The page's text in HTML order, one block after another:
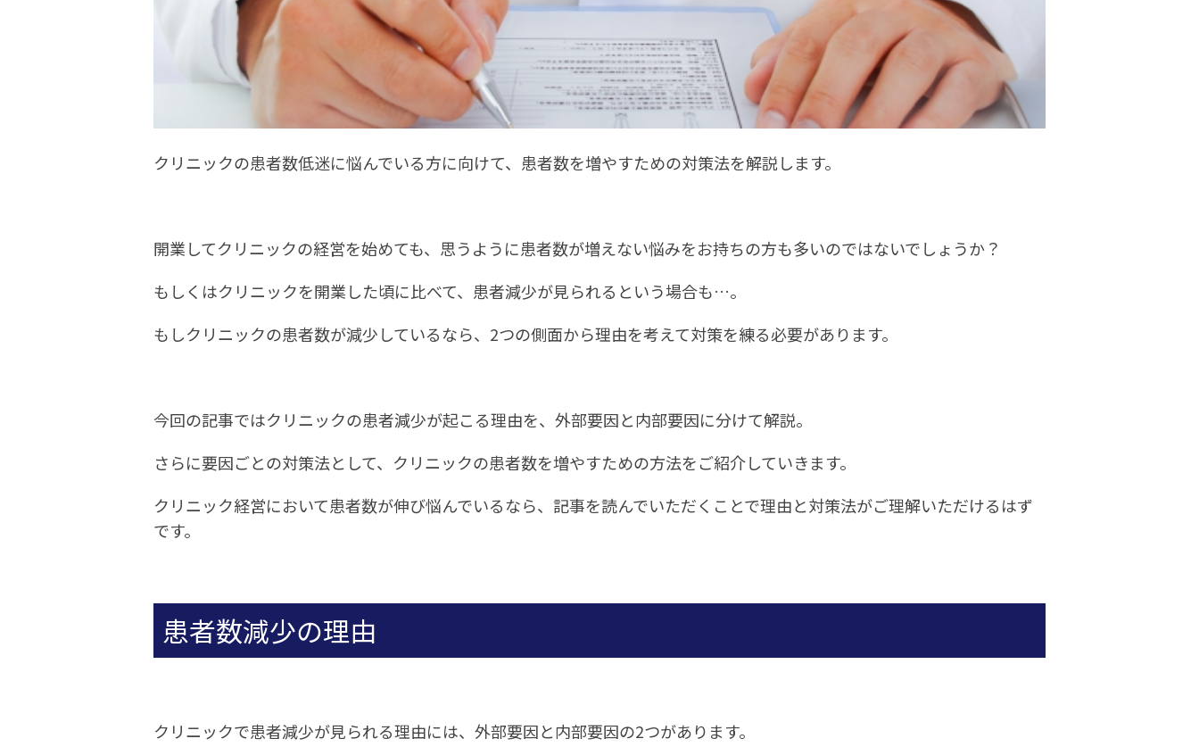
クリニックの患者数低迷に悩んでいる方に向けて、患者数を増やすための対策法を解説します。
開業してクリニックの経営を始めても、思うように患者数が増えない悩みをお持ちの方も多いのではないでしょうか？
もしくはクリニックを開業した頃に比べて、患者減少が見られるという場合も…。
もしクリニックの患者数が減少しているなら、2つの側面から理由を考えて対策を練る必要があります。
今回の記事ではクリニックの患者減少が起こる理由を、外部要因と内部要因に分けて解説。
さらに要因ごとの対策法として、クリニックの患者数を増やすための方法をご紹介していきます。
クリニック経営において患者数が伸び悩んでいるなら、記事を読んでいただくことで理由と対策法がご理解いただけるはず
です。
患者数減少の理由
クリニックで患者減少が見られる理由には、外部要因と内部要因の2つがあります。